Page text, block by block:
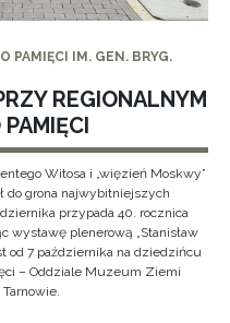
PAMIĘCI IM. GEN. BRYG.
REGIONALNYM
Witosa i „więzień Moskwy”
do grona najwybitniejszych
przypada 40. rocznica
wystawę plenerową „Stanisław
od 7 października na dziedzińcu
– Oddziale Muzeum Ziemi